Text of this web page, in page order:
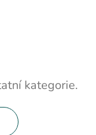
kategorie.